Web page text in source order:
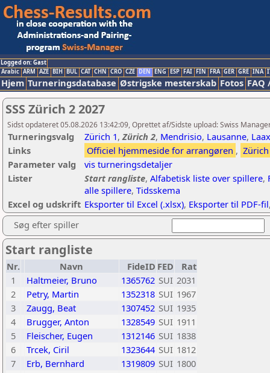
Logged on: Gast
Arabic ARM AZE BIH BUL CAT CHN CRO CZE DEN ENG ESP FAI FIN FRA GER GRE INA
Hjem Turneringsdatabase Østrigske mesterskab Fotos FAQ
SSS Zürich 2 2027
Sidst opdateret 05.08.2026 13:42:09, Oprettet af/Sidste upload: Swiss
Turneringsvalg Zürich 1,Zürich 2, Mendrisio, Lausanne, Laax
Links
Officiel hjemmeside for arrangøren ,
Parameter valg
vis turneringsdetaljer
Lister
Start rangliste, Alfabetisk liste over spillere,
alle spillere, Tidsskema
Excel og udskrift Eksporter til Excel (.xlsx), Eksporter til PDF-fil
Søg efter spiller
Start rangliste
Nr. Navn FideID FED
Rat
1
Haltmeier, Bruno 1365762 SUI 2031
2
Petry, Martin 1352318 SUI 1967
3
Zaugg, Beat 1307452 SUI 1935
4
Brugger, Anton 1328549 SUI 1911
5
Fleischer, Eugen 1312146 SUI 1838
6
Trcek, Ciril 1323644 SUI 1812
7
Erb, Bernhard 1319809 SUI 1800